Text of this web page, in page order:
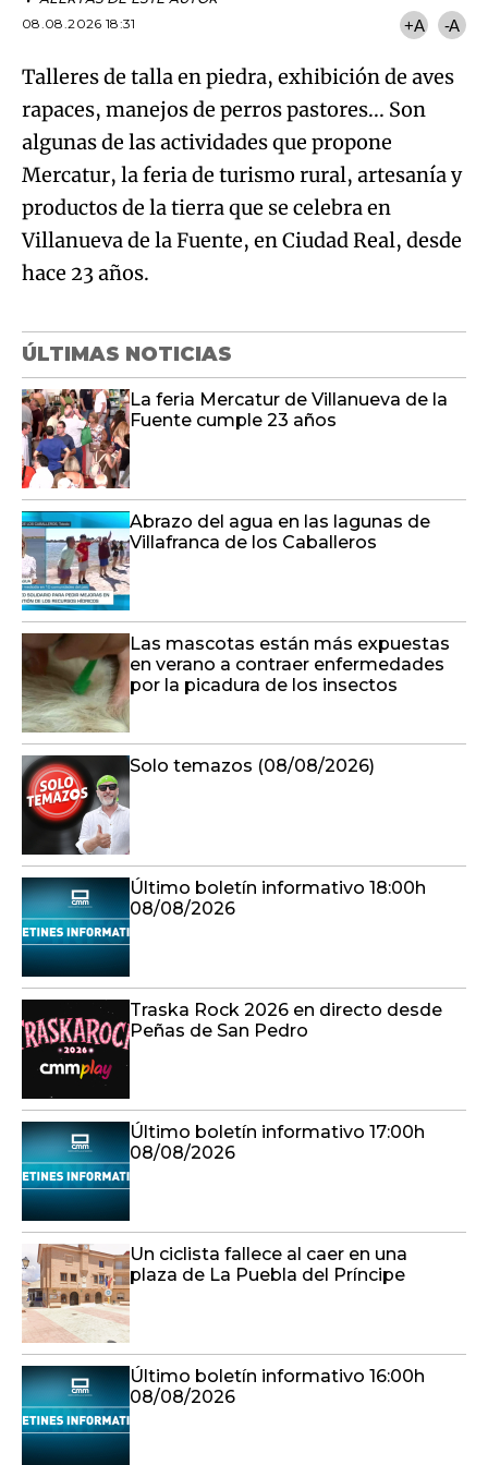
08.08.2026 18:31
+A -A
Talleres de talla en piedra, exhibición de aves
rapaces, manejos de perros pastores... Son
algunas de las actividades que propone
Mercatur, la feria de turismo rural, artesanía y
productos de la tierra que se celebra en
Villanueva de la Fuente, en Ciudad Real, desde
hace 23 años.
ÚLTIMAS NOTICIAS
La feria Mercatur de Villanueva de la
Fuente cumple 23 años
Abrazo del agua en las lagunas de
Villafranca de los Caballeros
Las mascotas están más expuestas
en verano a contraer enfermedades
por la picadura de los insectos
Solo temazos (08/08/2026)
Último boletín informativo 18:00h
08/08/2026
Traska Rock 2026 en directo desde
Peñas de San Pedro
Último boletín informativo 17:00h
08/08/2026
Un ciclista fallece al caer en una
plaza de La Puebla del Príncipe
Último boletín informativo 16:00h
08/08/2026